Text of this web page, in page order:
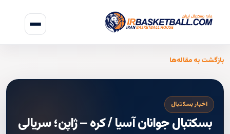
بازگشت به مقاله‌ها
اخبار بسکتبال
بسکتبال جوانان آسیا / کره – ژاپن؛ سریالی